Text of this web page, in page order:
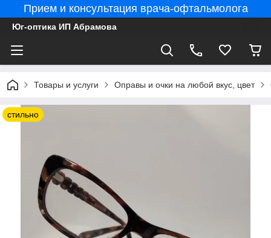
Прием и консультация врача-офтальмолога
Юг-оптика ИП Абрамова
Товары и услуги Оправы и очки на любой вкус, цвет
стильно